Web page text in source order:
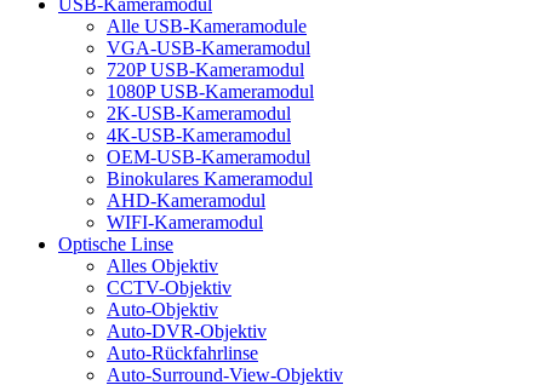
Alle USB-Kameramodule
VGA-USB-Kameramodul
720P USB-Kameramodul
1080P USB-Kameramodul
2K-USB-Kameramodul
4K-USB-Kameramodul
OEM-USB-Kameramodul
Binokulares Kameramodul
AHD-Kameramodul
WIFI-Kameramodul
Optische Linse
Alles Objektiv
CCTV-Objektiv
Auto-Objektiv
Auto-DVR-Objektiv
Auto-Rückfahrlinse
Auto-Surround-View-Objektiv